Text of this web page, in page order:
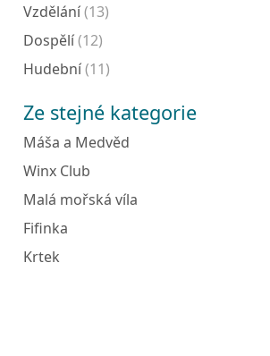
Vzdělání(13)
Dospělí(12)
Hudební(11)
Ze stejné kategorie
Máša a Medvěd
Winx Club
Malá mořská víla
Fifinka
Krtek